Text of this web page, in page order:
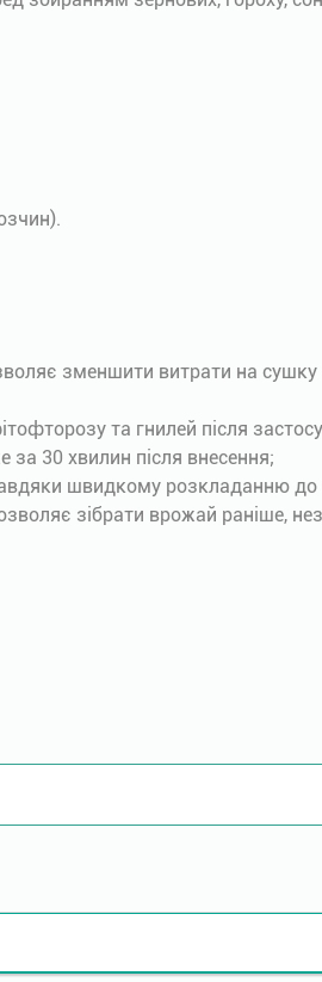
зменшити витрати на
та гнилей після
за 30 хвилин після внесення;
швидкому розкладанню до
зібрати врожай раніше,